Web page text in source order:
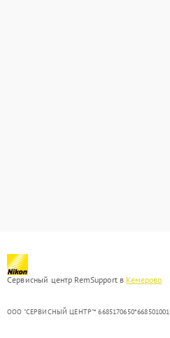
Сервисный центр RemSupport в Кемерово
ООО "СЕРВИСНЫЙ ЦЕНТР"* 6685170650*668501001